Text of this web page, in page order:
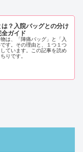
は？入院バッグとの分け
ガイド
は、「陣痛バッグ」と「入
す。その理由と、１つ１つ
ています。この記事を読め
りです。